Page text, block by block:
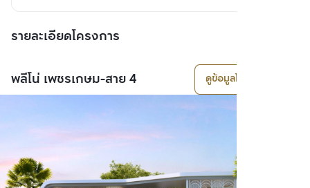
รายละเอียดโครงการ
พลีโน่ เพชรเกษม-สาย 4 ดูข้อมูลโครงการ